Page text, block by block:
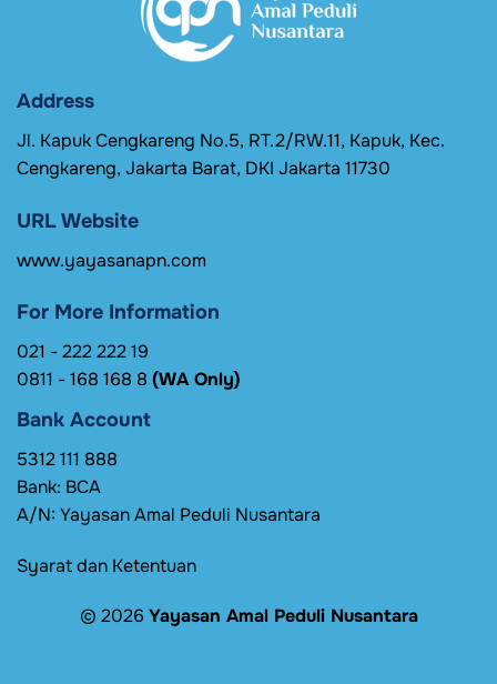
Address
Jl. Kapuk Cengkareng No.5, RT.2/RW.11, Kapuk, Kec.
Cengkareng, Jakarta Barat, DKI Jakarta 11730
URL Website
www.yayasanapn.com
For More Information
021 - 222 222 19
0811 - 168 168 8 (WA Only)
Bank Account
5312 111 888
Bank: BCA
A/N: Yayasan Amal Peduli Nusantara
Syarat dan Ketentuan
© 2026 Yayasan Amal Peduli Nusantara